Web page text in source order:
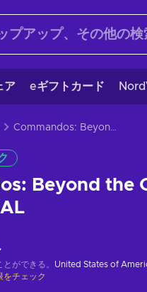
ア eギフトカード
Commandos: Beyond the Call of Duty Steam Key GLOBAL
Beyond the
ができる。 United States of
をチェック